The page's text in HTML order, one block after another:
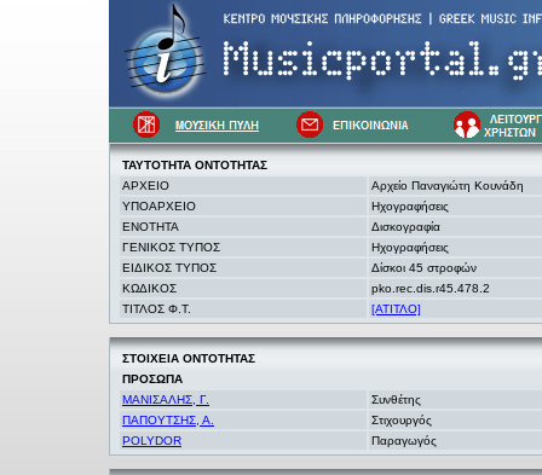
ΤΑΥΤΟΤΗΤΑ ΟΝΤΟΤΗΤΑΣ
ΑΡΧΕΙΟ
Αρχείο Παναγιώτη Κουνάδη
ΥΠΟΑΡΧΕΙΟ
Ηχογραφήσεις
ΕΝΟΤΗΤΑ
Δισκογραφία
ΓΕΝΙΚΟΣ ΤΥΠΟΣ
Ηχογραφήσεις
ΕΙΔΙΚΟΣ ΤΥΠΟΣ
Δίσκοι 45 στροφών
ΚΩΔΙΚΟΣ
pko.rec.dis.r45.478.2
ΤΙΤΛΟΣ Φ.Τ.
[ΑΤΙΤΛΟ]
ΣΤΟΙΧΕΙΑ ΟΝΤΟΤΗΤΑΣ
ΠΡΟΣΩΠΑ
ΜΑΝΙΣΑΛΗΣ, Γ.
Συνθέτης
ΠΑΠΟΥΤΣΗΣ, Α.
Στιχουργός
POLYDOR
Παραγωγός